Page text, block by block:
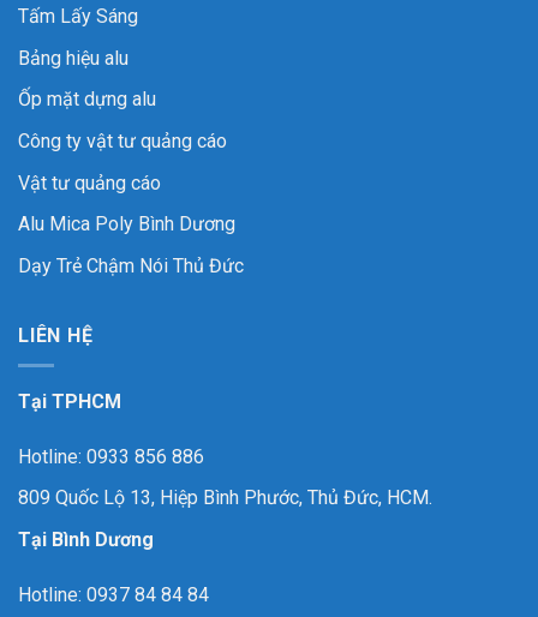
Tấm Lấy Sáng
Bảng hiệu alu
Ốp mặt dựng alu
Công ty vật tư quảng cáo
Vật tư quảng cáo
Alu Mica Poly Bình Dương
Dạy Trẻ Chậm Nói Thủ Đức
LIÊN HỆ
Tại TPHCM
Hotline: 0933 856 886
809 Quốc Lộ 13, Hiệp Bình Phước, Thủ Đức, HCM.
Tại Bình Dương
Hotline: 0937 84 84 84